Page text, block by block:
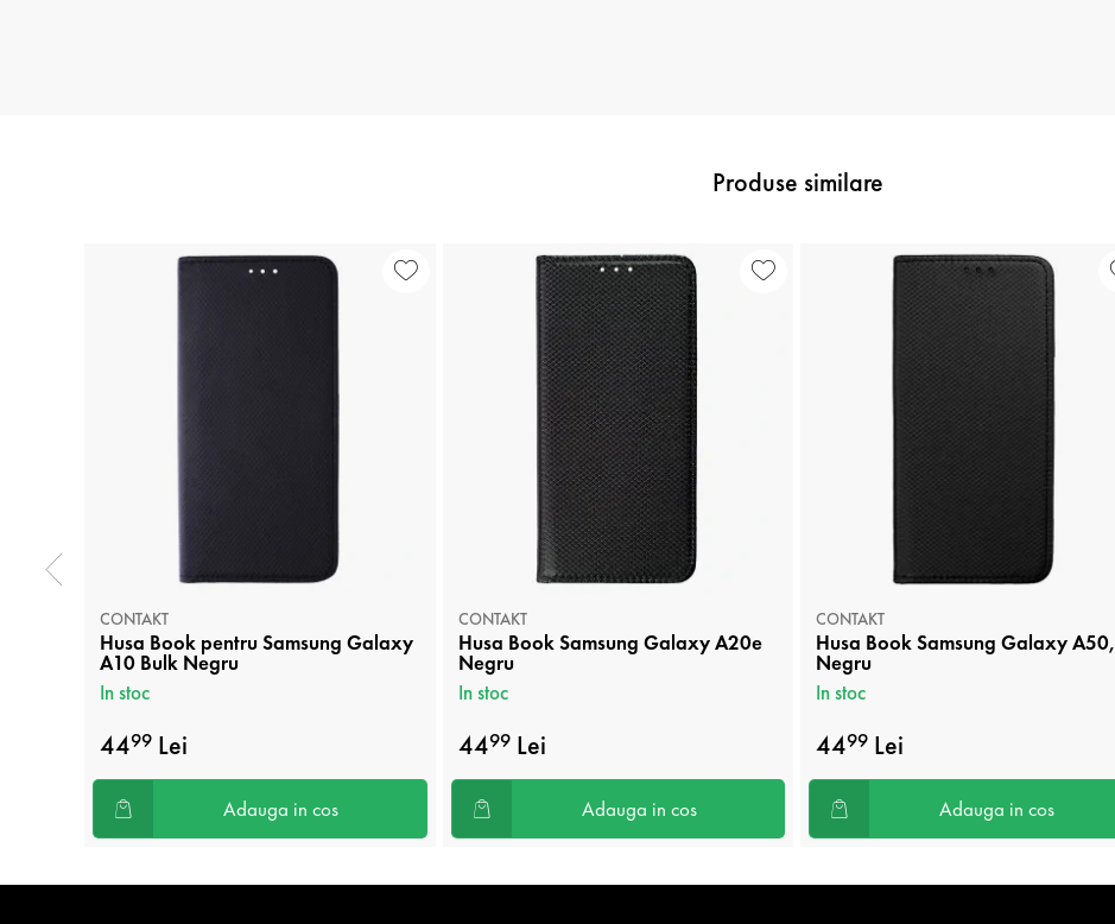
Produse similare
CONTAKT
Husa Book pentru Samsung Galaxy
A10 Bulk Negru
In stoc
4499 Lei
Adauga in cos
CONTAKT
Husa Book Samsung Galaxy A20e
Negru
In stoc
4499Lei
Adauga in cos
CONTAKT
Husa Book Samsung Galaxy A50,
Negru
In stoc
4499 Lei
Adauga in cos